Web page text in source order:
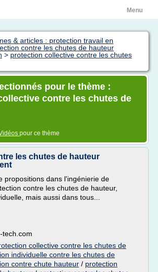
Menu
& articles : protection travail en
contre les chutes de hauteur
> protection collective contre les chutes
pour le thème :
contre les chutes de
pour ce thème
les chutes de hauteur
propositions dans l'ingénierie de
contre les chutes de hauteur,
mais aussi dans tous...
tech.com
collective contre les chutes de
individuelle contre les chutes de
contre chute hauteur / protection